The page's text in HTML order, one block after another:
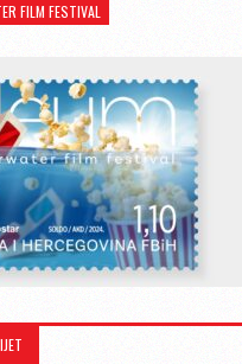
FILM FESTIVAL